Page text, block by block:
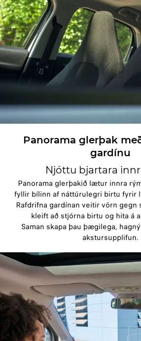
Panorama glerþak
gardínu
Njóttu bjartara
Panorama glerþakið lætur innra
fyllir bílinn af náttúrulegri birtu fyrir
Rafdrifna gardínan veitir vörn
kleift að stjórna birtu og hita á
Saman skapa þau þægilega,
akstursupplifun.